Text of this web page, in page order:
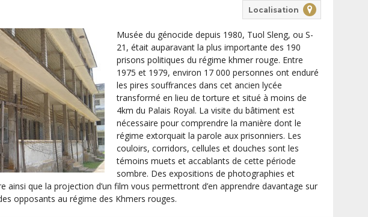
Localisation
Musée du génocide depuis 1980, Tuol Sleng, ou S-
21, était auparavant la plus importante des 190
prisons politiques du régime khmer rouge. Entre
1975 et 1979, environ 17 000 personnes ont enduré
les pires souffrances dans cet ancien lycée
transformé en lieu de torture et situé à moins de
4km du Palais Royal. La visite du bâtiment est
nécessaire pour comprendre la manière dont le
régime extorquait la parole aux prisonniers. Les
couloirs, corridors, cellules et douches sont les
témoins muets et accablants de cette période
sombre. Des expositions de photographies et
ainsi que la projection d’un film vous permettront d’en apprendre davantage sur
opposants au régime des Khmers rouges.